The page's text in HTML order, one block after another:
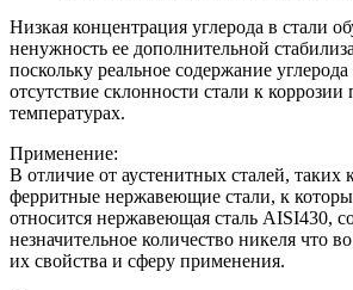
Низкая концентрация углерода в стали
ненужность ее дополнительной
поскольку реальное содержание углерода
отсутствие склонности стали к
температурах.
Применение:
В отличие от аустенитных сталей, таких
ферритные нержавеющие стали, к
относится нержавеющая сталь AISI430,
незначительное количество никеля что
их свойства и сферу применения.